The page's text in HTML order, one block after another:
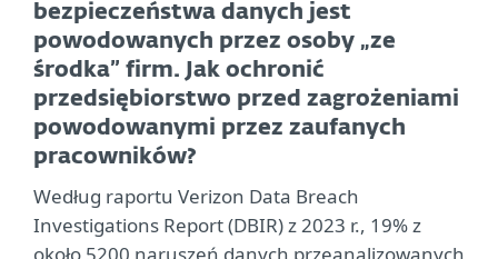
bezpieczeństwa danych jest
powodowanych przez osoby „ze
środka” firm. Jak ochronić
przedsiębiorstwo przed zagrożeniami
powodowanymi przez zaufanych
pracowników?
Według raportu Verizon Data Breach
Investigations Report (DBIR) z 2023 r., 19% z